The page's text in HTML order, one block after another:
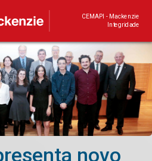
CEMAPI - Mackenzie
Integridade
novo